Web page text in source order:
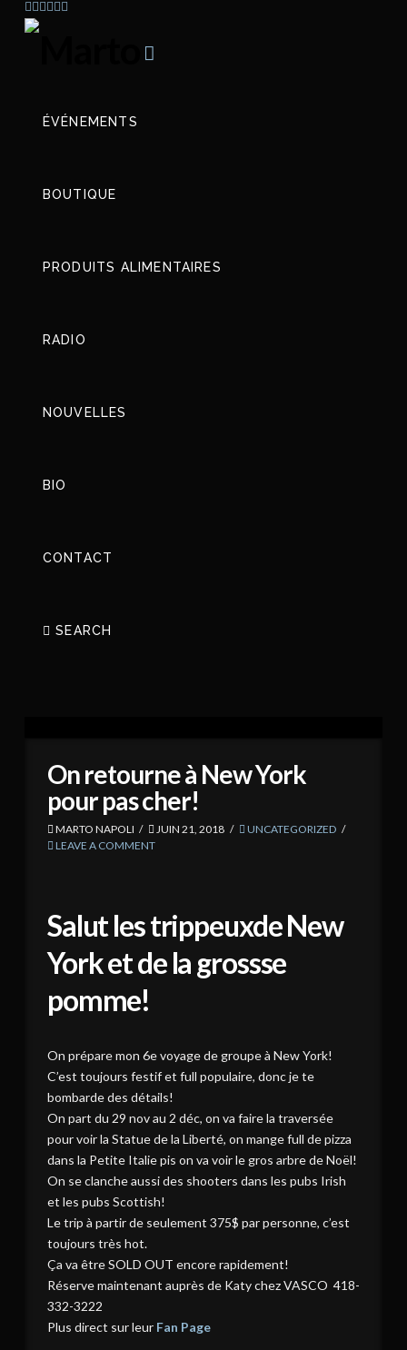
ÉVÉNEMENTS
BOUTIQUE
PRODUITS ALIMENTAIRES
RADIO
NOUVELLES
BIO
CONTACT
SEARCH
On retourne à New York
pour pas cher!
MARTO NAPOLI JUIN 21, 2018
UNCATEGORIZED
LEAVE A COMMENT
Salut les trippeuxde New
York et de la grossse
pomme!
On prépare mon 6e voyage de groupe à New York!
C’est toujours festif et full populaire, donc je te
bombarde des détails!
On part du 29 nov au 2 déc, on va faire la traversée
pour voir la Statue de la Liberté, on mange full de pizza
dans la Petite Italie pis on va voir le gros arbre de Noël!
On se clanche aussi des shooters dans les pubs Irish
et les pubs Scottish!
Le trip à partir de seulement 375$ par personne, c’est
toujours très hot.
Ça va être SOLD OUT encore rapidement!
Réserve maintenant auprès de Katy chez VASCO 418-
332-3222
Plus direct sur leur Fan Page